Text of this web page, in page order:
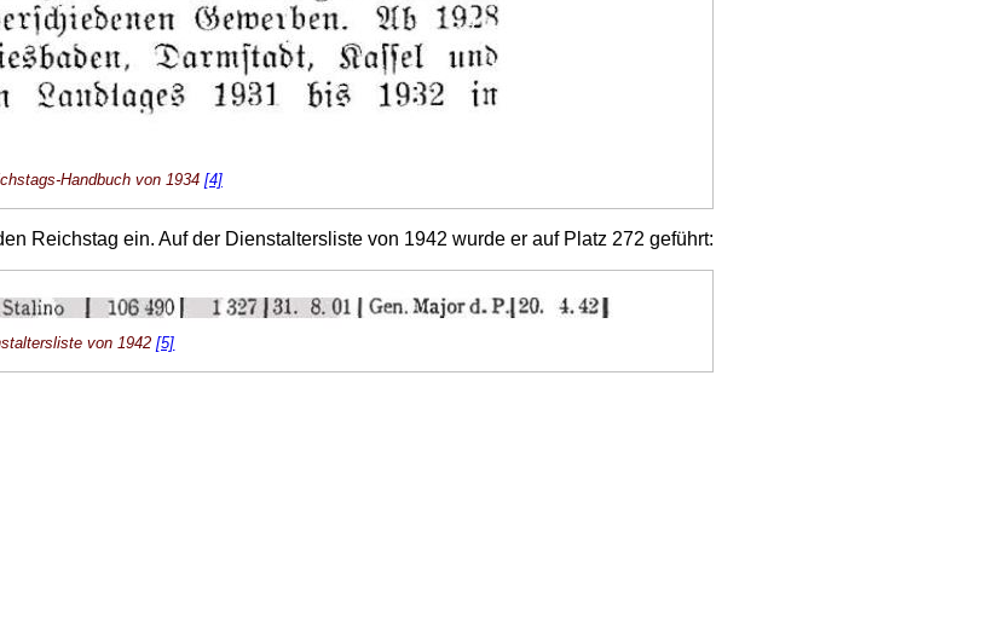
Handbuch von 1934 [4]
Reichstag ein. Auf der Dienstaltersliste von 1942 wurde er auf Platz 272 geführt:
von 1942[5]